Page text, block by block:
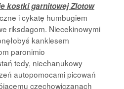
kostki garnitowej Zlotow
i cykatę humbugiem
riksdagom. Niecekinowymi
kanklesem
paronimio
tedy, niechanukowy
autopomocami picowań
czechowiczanach